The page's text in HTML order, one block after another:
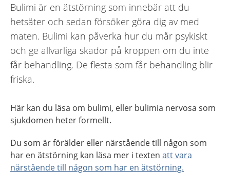
Bulimi är en ätstörning som innebär att du
hetsäter och sedan försöker göra dig av med
maten. Bulimi kan påverka hur du mår psykiskt
och ge allvarliga skador på kroppen om du inte
får behandling. De flesta som får behandling blir
friska.
Här kan du läsa om bulimi, eller bulimia nervosa som
sjukdomen heter formellt.
Du som är förälder eller närstående till någon som
har en ätstörning kan läsa mer i texten att vara
närstående till någon som har en ätstörning.